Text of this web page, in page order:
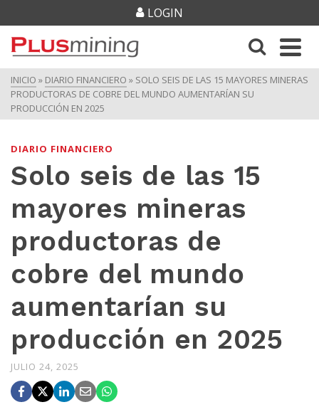
LOGIN
INICIO » DIARIO FINANCIERO » SOLO SEIS DE LAS 15 MAYORES MINERAS
PRODUCTORAS DE COBRE DEL MUNDO AUMENTARÍAN SU
PRODUCCIÓN EN 2025
DIARIO FINANCIERO
Solo seis de las 15
mayores mineras
productoras de
cobre del mundo
aumentarían su
producción en 2025
JULIO 24, 2025